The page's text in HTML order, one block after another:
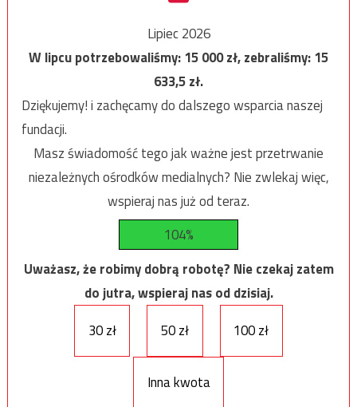
Lipiec 2026
W lipcu potrzebowaliśmy:15 000zł, zebraliśmy:15
633,5zł.
Dziękujemy! i zachęcamy do dalszego wsparcia naszej
fundacji.
Masz świadomość tego jak ważne jest przetrwanie
niezależnych ośrodków medialnych? Nie zwlekaj więc,
wspieraj nas już od teraz.
104%
Uważasz, że robimy dobrą robotę? Nie czekaj zatem
do jutra, wspieraj nas od dzisiaj.
30 zł
50 zł 100 zł
Inna kwota